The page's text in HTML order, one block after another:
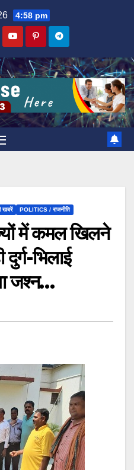
4:58 pm
खबरें POLITICS / राजनीति
में कमल खिलने
भिलाई
जश्न…